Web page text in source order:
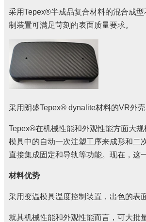
采用Tepex®半成品复合材料的混合成
制装置可满足苛刻的表面质量要求。
采用朗盛Tepex® dynalite材料的VR外壳
Tepex®在机械性能和外观性能方面大
模具中的自动一次注塑工序来成形和二
直接集成固定和导轨等功能。现在，这
材料优势
采用变温模具温度控制装置，出色的表
就其机械性能和外观性能而言，可大批